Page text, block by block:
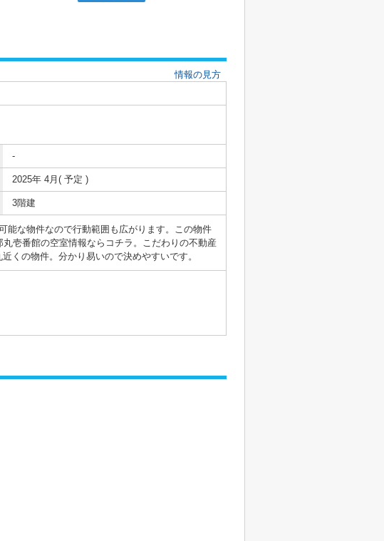
情報の見方
-
2025年 4月( 予定 )
3階建
能な物件なので行動範囲も広がります。この物件
壱番館の空室情報ならコチラ。こだわりの不動産
くの物件。分かり易いので決めやすいです。